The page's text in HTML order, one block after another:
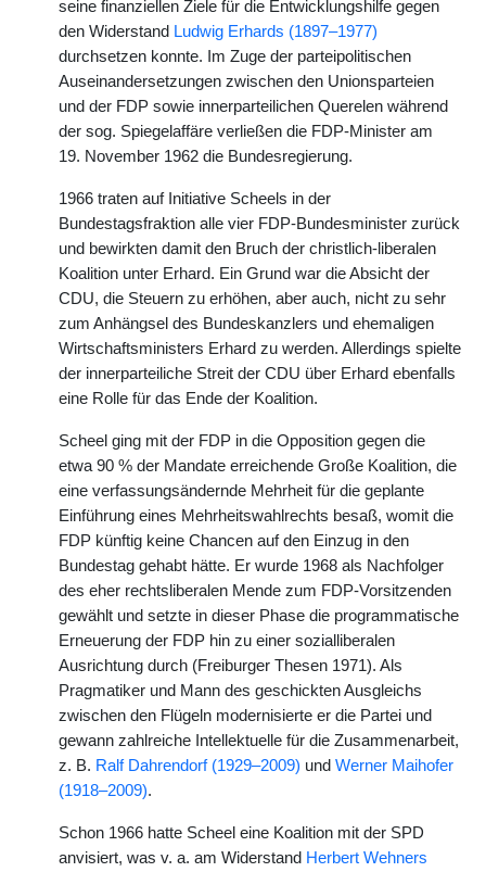
seine finanziellen Ziele für die Entwicklungshilfe gegen
den Widerstand Ludwig Erhards (1897–1977)
durchsetzen konnte. Im Zuge der parteipolitischen
Auseinandersetzungen zwischen den Unionsparteien
und der FDP sowie innerparteilichen Querelen während
der sog. Spiegelaffäre verließen die FDP-Minister am
19. November 1962 die Bundesregierung.
1966 traten auf Initiative Scheels in der
Bundestagsfraktion alle vier FDP-Bundesminister zurück
und bewirkten damit den Bruch der christlich-liberalen
Koalition unter Erhard. Ein Grund war die Absicht der
CDU, die Steuern zu erhöhen, aber auch, nicht zu sehr
zum Anhängsel des Bundeskanzlers und ehemaligen
Wirtschaftsministers Erhard zu werden. Allerdings spielte
der innerparteiliche Streit der CDU über Erhard ebenfalls
eine Rolle für das Ende der Koalition.
Scheel ging mit der FDP in die Opposition gegen die
etwa 90 % der Mandate erreichende Große Koalition, die
eine verfassungsändernde Mehrheit für die geplante
Einführung eines Mehrheitswahlrechts besaß, womit die
FDP künftig keine Chancen auf den Einzug in den
Bundestag gehabt hätte. Er wurde 1968 als Nachfolger
des eher rechtsliberalen Mende zum FDP-Vorsitzenden
gewählt und setzte in dieser Phase die programmatische
Erneuerung der FDP hin zu einer sozialliberalen
Ausrichtung durch (Freiburger Thesen 1971). Als
Pragmatiker und Mann des geschickten Ausgleichs
zwischen den Flügeln modernisierte er die Partei und
gewann zahlreiche Intellektuelle für die Zusammenarbeit,
z. B. Ralf Dahrendorf (1929–2009) und Werner Maihofer
(1918–2009).
Schon 1966 hatte Scheel eine Koalition mit der SPD
anvisiert, was v. a. am Widerstand Herbert Wehners